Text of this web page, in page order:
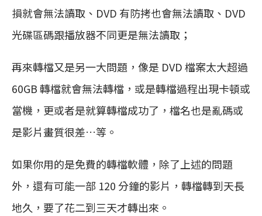
損就會無法讀取、DVD 有防拷也會無法讀取、DVD
光碟區碼跟播放器不同更是無法讀取；
再來轉檔又是另一大問題，像是 DVD 檔案太大超過
60GB 轉檔就會無法轉檔，或是轉檔過程出現卡頓或
當機，更或者是就算轉檔成功了，檔名也是亂碼或
是影片畫質很差…等。
如果你用的是免費的轉檔軟體，除了上述的問題
外，還有可能一部 120 分鐘的影片，轉檔轉到天長
地久，要了花二到三天才轉出來。